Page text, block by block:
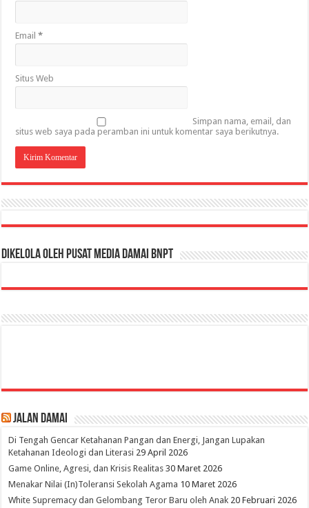
Email*
Situs Web
Simpan nama, email, dan
situs web saya pada peramban ini untuk komentar saya berikutnya.
Dikelola oleh Pusat Media Damai BNPT
Jalan Damai
Di Tengah Gencar Ketahanan Pangan dan Energi, Jangan Lupakan
Ketahanan Ideologi dan Literasi 29 April 2026
Game Online, Agresi, dan Krisis Realitas 30 Maret 2026
Menakar Nilai (In)Toleransi Sekolah Agama 10 Maret 2026
White Supremacy dan Gelombang Teror Baru oleh Anak 20 Februari 2026